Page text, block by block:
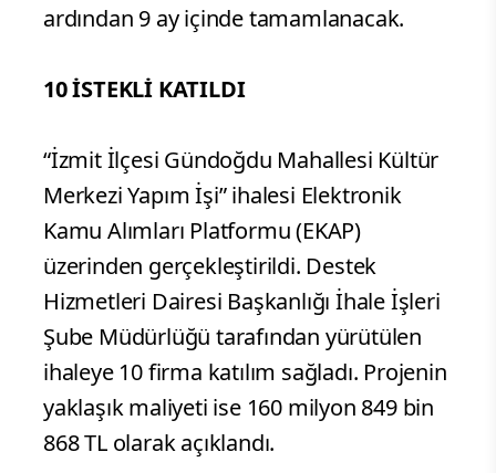
ardından 9 ay içinde tamamlanacak.
10 İSTEKLİ KATILDI
“İzmit İlçesi Gündoğdu Mahallesi Kültür
Merkezi Yapım İşi” ihalesi Elektronik
Kamu Alımları Platformu (EKAP)
üzerinden gerçekleştirildi. Destek
Hizmetleri Dairesi Başkanlığı İhale İşleri
Şube Müdürlüğü tarafından yürütülen
ihaleye 10 firma katılım sağladı. Projenin
yaklaşık maliyeti ise 160 milyon 849 bin
868 TL olarak açıklandı.